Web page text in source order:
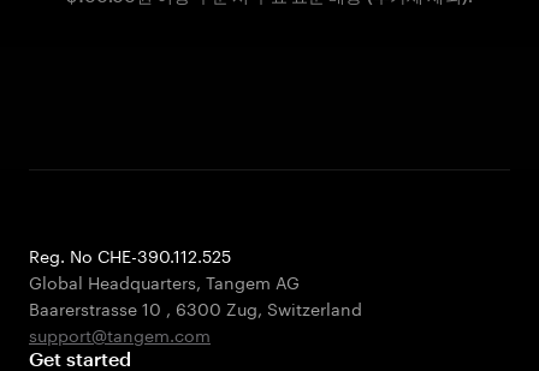
Reg. No CHE-390.112.525
Global Headquarters, Tangem AG
Baarerstrasse 10 , 6300 Zug, Switzerland
support@tangem.com
Get started